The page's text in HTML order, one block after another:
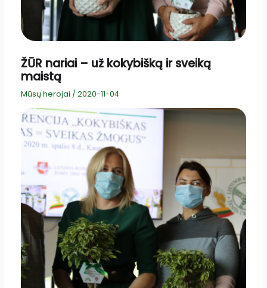
ŽŪR nariai – už kokybišką ir sveiką
maistą
Mūsų herojai / 2020-11-04